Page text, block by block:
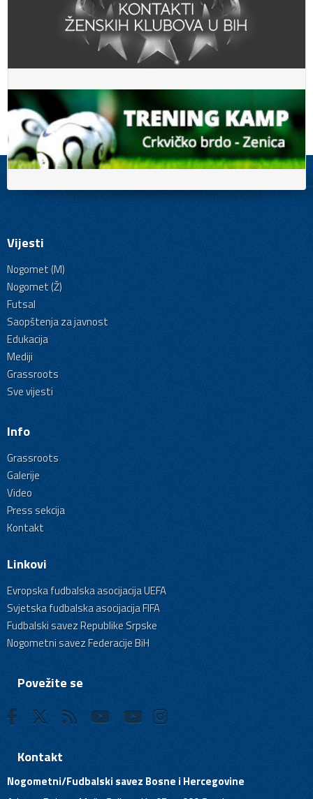
Vijesti
Nogomet (M)
Nogomet (Ž)
Futsal
Saopštenja za javnost
Edukacija
Mediji
Grassroots
Sve vijesti
Info
Grassroots
Galerije
Video
Press sekcija
Kontakt
Linkovi
Evropska fudbalska asocijacija UEFA
Svjetska fudbalska asocijacija FIFA
Fudbalski savez Republike Srpske
Nogometni savez Federacije BiH
Povežite se
Kontakt
Nogometni/Fudbalski savez Bosne i Hercegovine